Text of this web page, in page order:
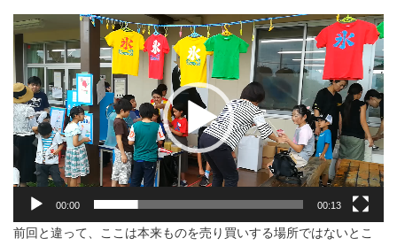
動
画
プ
レ
ー
ヤ
00:00 00:13
前回と違って、ここは本来ものを売り買いする場所ではないとこ